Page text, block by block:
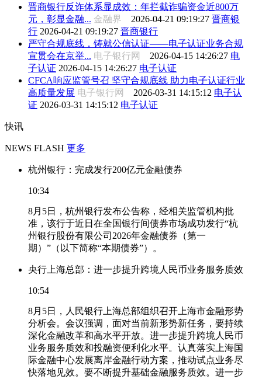
晋商银行反诈体系显成效：年拦截诈骗资金近800万
元，彰显金融... 金融界 2026-04-21 09:19:27 晋商银
行 2026-04-21 09:19:27 晋商银行
严守合规底线，铸就公信认证——电子认证业务合规
宣贯会在京举... 电子银行网 2026-04-15 14:26:27 电
子认证 2026-04-15 14:26:27 电子认证
CFCA响应监管号召 坚守合规底线 助力电子认证行业
高质量发展 电子银行网 2026-03-31 14:15:12 电子认
证 2026-03-31 14:15:12 电子认证
快讯
NEWS FLASH 更多
杭州银行：完成发行200亿元金融债券
10:34
8月5日，杭州银行发布公告称，经相关监管机构批
准，该行于近日在全国银行间债券市场成功发行“杭
州银行股份有限公司2026年金融债券（第一
期）”（以下简称“本期债券”）。
央行上海总部：进一步提升跨境人民币业务服务质效
10:54
8月5日，人民银行上海总部组织召开上海市金融形势
分析会。会议强调，面对当前新形势新任务，要持续
深化金融改革和高水平开放。进一步提升跨境人民币
业务服务质效和投融资便利化水平。认真落实上海国
际金融中心发展离岸金融行动方案，推动试点业务尽
快落地见效。要不断提升基础金融服务质效。进一步